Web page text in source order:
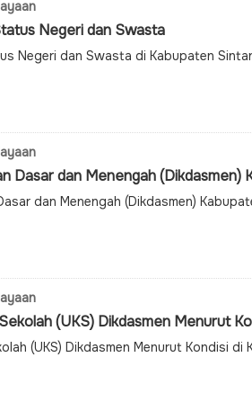
Negeri dan Swasta
Negeri dan Swasta di Kabupaten
Dasar dan Menengah (Dikdasmen)
dan Menengah (Dikdasmen)
(UKS) Dikdasmen Menurut
(UKS) Dikdasmen Menurut Kondisi